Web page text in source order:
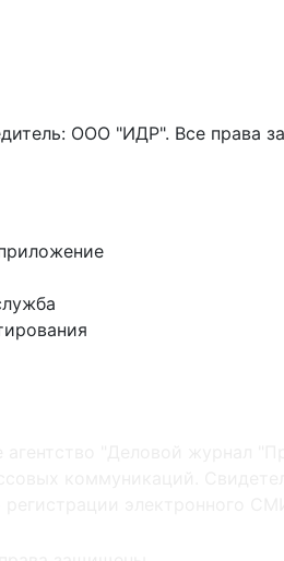
ООО "ИДР". Все права